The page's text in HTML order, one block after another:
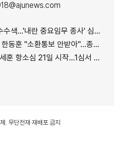
내란 중요임무 종사' 심우정 관련 수사
통보 안받아"…종합특검 "의원실 수령했다"
심 21일 시작...1심서 시장직 상실형
. 무단전재·재배포 금지